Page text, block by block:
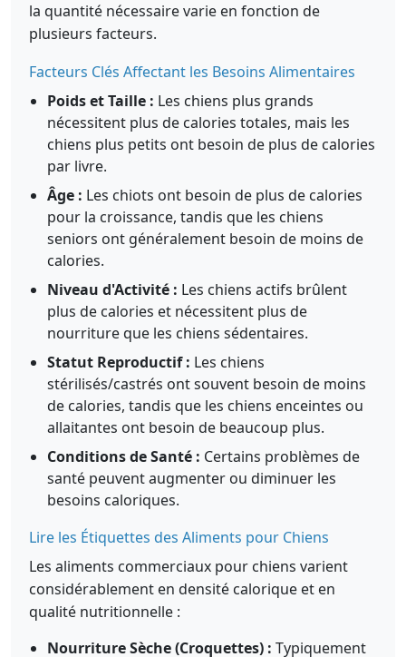
la quantité nécessaire varie en fonction de
plusieurs facteurs.
Facteurs Clés Affectant les Besoins Alimentaires
Poids et Taille : Les chiens plus grands
nécessitent plus de calories totales, mais les
chiens plus petits ont besoin de plus de calories
par livre.
Âge : Les chiots ont besoin de plus de calories
pour la croissance, tandis que les chiens
seniors ont généralement besoin de moins de
calories.
Niveau d'Activité : Les chiens actifs brûlent
plus de calories et nécessitent plus de
nourriture que les chiens sédentaires.
Statut Reproductif : Les chiens
stérilisés/castrés ont souvent besoin de moins
de calories, tandis que les chiens enceintes ou
allaitantes ont besoin de beaucoup plus.
Conditions de Santé : Certains problèmes de
santé peuvent augmenter ou diminuer les
besoins caloriques.
Lire les Étiquettes des Aliments pour Chiens
Les aliments commerciaux pour chiens varient
considérablement en densité calorique et en
qualité nutritionnelle :
Nourriture Sèche (Croquettes) : Typiquement